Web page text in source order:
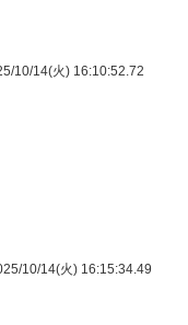
10/14(火) 16:10:52.72
10/14(火) 16:15:34.49